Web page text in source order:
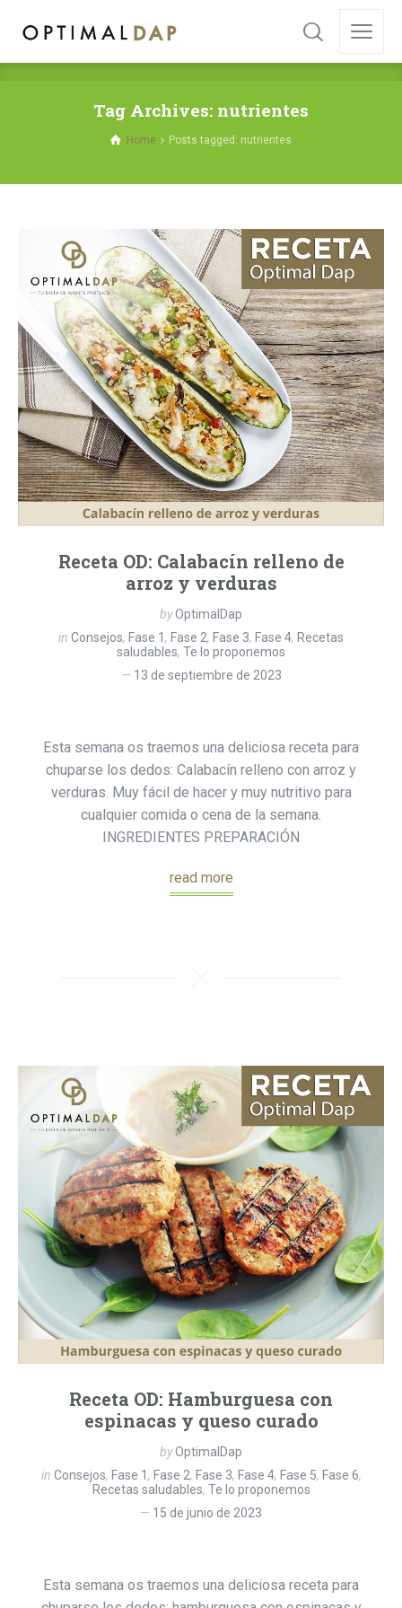
Tag Archives: nutrientes
Home Posts tagged: nutrientes
Receta OD: Calabacín relleno de
arroz y verduras
byOptimalDap
in Consejos, Fase 1 , Fase 2, Fase 3, Fase 4, Recetas
saludables, Te lo proponemos
13 de septiembre de 2023
Esta semana os traemos una deliciosa receta para
chuparse los dedos: Calabacín relleno con arroz y
verduras. Muy fácil de hacer y muy nutritivo para
cualquier comida o cena de la semana.
INGREDIENTES PREPARACIÓN
read more
Receta OD: Hamburguesa con
espinacas y queso curado
byOptimalDap
in Consejos, Fase 1 , Fase 2, Fase 3, Fase 4, Fase 5, Fase 6,
Recetas saludables, Te lo proponemos
15 de junio de 2023
Esta semana os traemos una deliciosa receta para